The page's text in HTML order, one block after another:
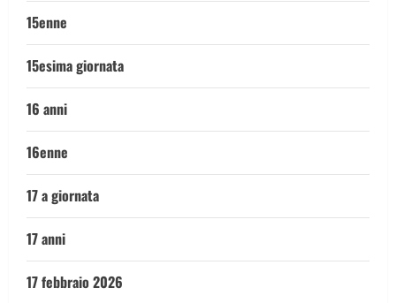
15enne
15esima giornata
16 anni
16enne
17 a giornata
17 anni
17 febbraio 2026